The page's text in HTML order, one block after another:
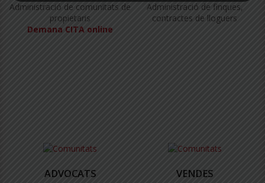
Administració de comunitats de
propietaris
Demana CITA online
Administració de finques,
contractes de lloguers
ADVOCATS VENDES